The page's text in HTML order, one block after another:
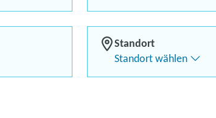
Standort
Standort wählen